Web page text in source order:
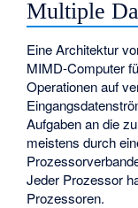
Multiple
Eine Architektur
MIMD-Computer
Operationen auf
Aufgaben an die
meistens durch
Jeder Prozessor
Prozessoren.